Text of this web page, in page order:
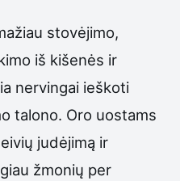
stovėjimo,
iš kišenės ir
nervingai ieškoti
talono. Oro uostams
judėjimą ir
žmonių per